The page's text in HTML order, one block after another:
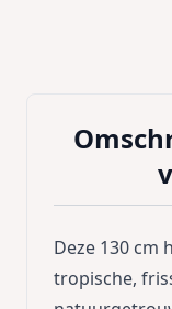
Deze 130 cm
tropische,